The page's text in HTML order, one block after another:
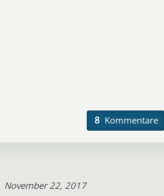
8 Kommentare
November 22, 2017